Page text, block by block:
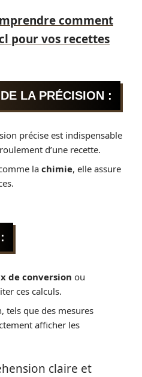
comment
pour vos recettes
LA PRÉCISION :
précise est indispensable
d’une recette.
la chimie, elle assure
de conversion ou
ces calculs.
tels que des mesures
afficher les
claire et